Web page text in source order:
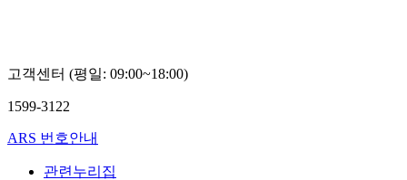
고객센터 (평일: 09:00~18:00)
1599-3122
ARS 번호안내
관련누리집